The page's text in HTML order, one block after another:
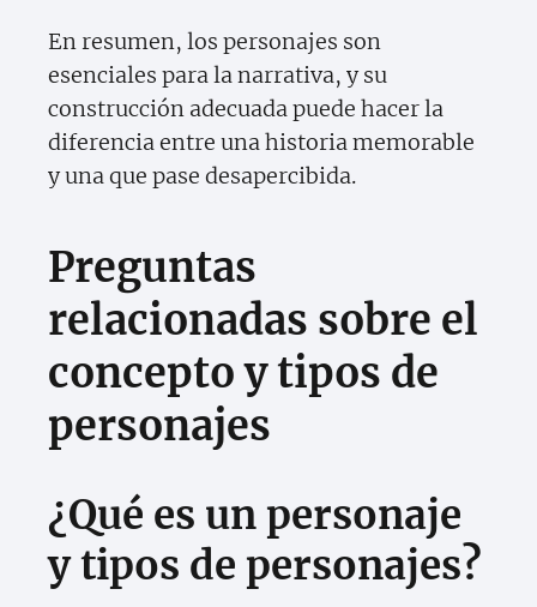
En resumen, los personajes son
esenciales para la narrativa, y su
construcción adecuada puede hacer la
diferencia entre una historia memorable
y una que pase desapercibida.
Preguntas
relacionadas sobre el
concepto y tipos de
personajes
¿Qué es un personaje
y tipos de personajes?